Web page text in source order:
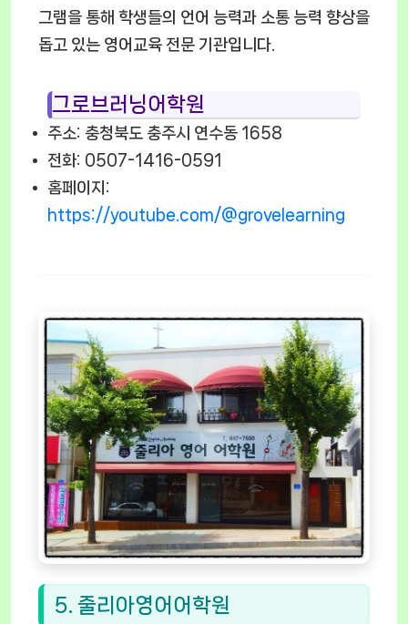
그램을 통해 학생들의 언어 능력과 소통 능력 향상을
돕고 있는 영어교육 전문 기관입니다.
그로브러닝어학원
주소: 충청북도 충주시 연수동 1658
전화: 0507-1416-0591
홈페이지:
https://youtube.com/@grovelearning
5. 줄리아영어어학원